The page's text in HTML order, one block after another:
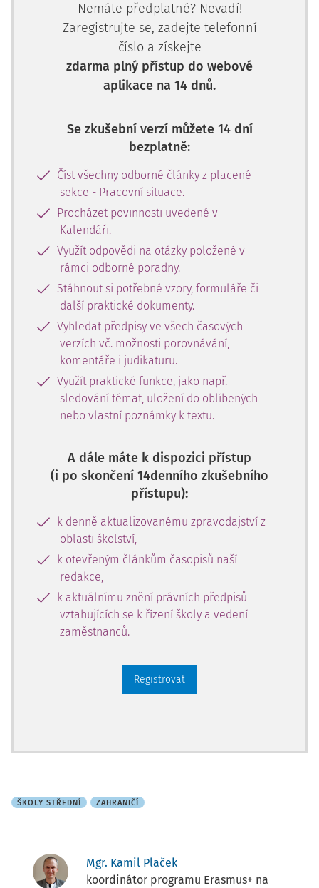
Nemáte předplatné? Nevadí!
Zaregistrujte se, zadejte telefonní
číslo a získejte
zdarma plný přístup do webové
aplikace na 14 dnů.
Se zkušební verzí můžete 14 dní
bezplatně:
Číst všechny odborné články z placené
sekce - Pracovní situace.
Procházet povinnosti uvedené v
Kalendáři.
Využít odpovědi na otázky položené v
rámci odborné poradny.
Stáhnout si potřebné vzory, formuláře či
další praktické dokumenty.
Vyhledat předpisy ve všech časových
verzích vč. možnosti porovnávání,
komentáře i judikaturu.
Využít praktické funkce, jako např.
sledování témat, uložení do oblíbených
nebo vlastní poznámky k textu.
A dále máte k dispozici přístup
(i po skončení 14denního zkušebního
přístupu):
k denně aktualizovanému zpravodajství z
oblasti školství,
k otevřeným článkům časopisů naší
redakce,
k aktuálnímu znění právních předpisů
vztahujících se k řízení školy a vedení
zaměstnanců.
Registrovat
ŠKOLY STŘEDNÍ ZAHRANIČÍ
Mgr. Kamil Plaček
koordinátor programu Erasmus+ na